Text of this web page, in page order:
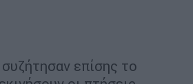
επίσης το